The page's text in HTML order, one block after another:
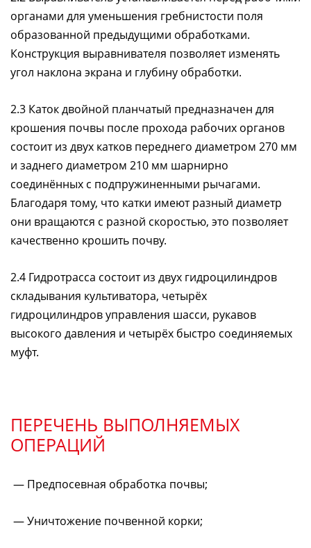
органами для уменьшения гребнистости поля
образованной предыдущими обработками.
Конструкция выравнивателя позволяет изменять
угол наклона экрана и глубину обработки.
2.3 Каток двойной планчатый предназначен для
крошения почвы после прохода рабочих органов
состоит из двух катков переднего диаметром 270 мм
и заднего диаметром 210 мм шарнирно
соединённых с подпружиненными рычагами.
Благодаря тому, что катки имеют разный диаметр
они вращаются с разной скоростью, это позволяет
качественно крошить почву.
2.4 Гидротрасса состоит из двух гидроцилиндров
складывания культиватора, четырёх
гидроцилиндров управления шасси, рукавов
высокого давления и четырёх быстро соединяемых
муфт.
ПЕРЕЧЕНЬ ВЫПОЛНЯЕМЫХ
ОПЕРАЦИЙ
— Предпосевная обработка почвы;
— Уничтожение почвенной корки;